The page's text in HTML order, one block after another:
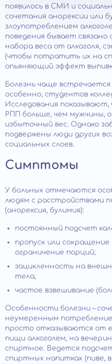
появилось в СМИ и
сочетания анорексии или
злоупотреблением
поведения бывает связано
набора веса от алкоголя,
(чтобы потратить их на
опьяняющий эффект
Болезнь чаще
особенно, студентов
Исследования
РПП больше, чем мужчины,
избыточный вес. Однако
подвержены люди других
социальных слоев.
Симптомы
У больных отмечаются
людям с расстройствами
(анорексия, булимия):
постоянный подсчет
пропуск или
ограничение порций;
зацикленность на
тела;
частое взвешивание
Особенности болезни –
неумеренным
просто отказываются от
пищи алкоголем, на
спиртное. Ведется
спиртных напитках (пиве,